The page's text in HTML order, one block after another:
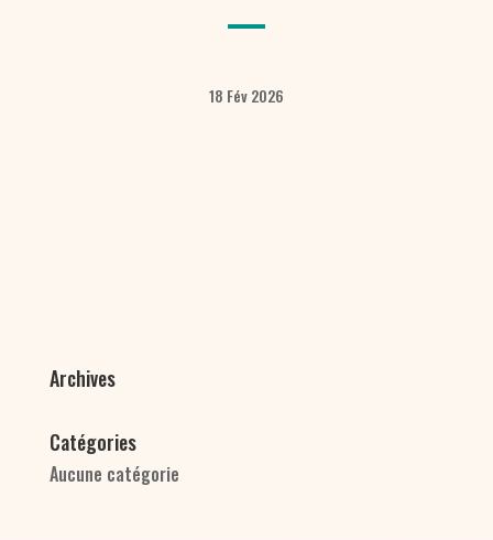
18 Fév 2026
Archives
Catégories
Aucune catégorie